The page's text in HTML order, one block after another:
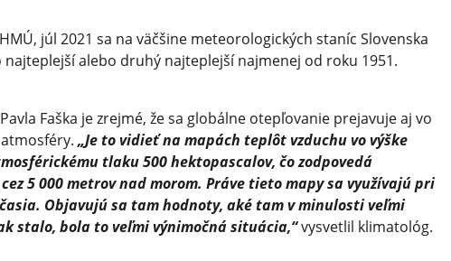
júl 2021 sa na väčšine meteorologických staníc Slovenska
najteplejší alebo druhý najteplejší najmenej od roku 1951.
Faška je zrejmé, že sa globálne otepľovanie prejavuje aj vo
atmosféry.„Je to vidieť na mapách teplôt vzduchu vo výške
tlaku 500 hektopascalov, čo zodpovedá
5 000 metrov nad morom. Práve tieto mapy sa využívajú pri
Objavujú sa tam hodnoty, aké tam v minulosti veľmi
stalo, bola to veľmi výnimočná situácia,“vysvetlil klimatológ.